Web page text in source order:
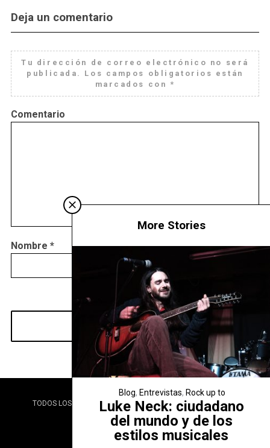
Deja un comentario
Tu dirección de correo electrónico no será
publicada.
Los campos obligatorios están
marcados con *
Comentario
Nombre *
Correo
electrónico*
Web
More Stories
Blog, Entrevistas, Rock up to
Luke Neck: ciudadano
del mundo y de los
estilos musicales
TODOS LOS DERECHOS RESERVADOS. 2017. MARLIS MEJÍAS.
BACK TO TOP